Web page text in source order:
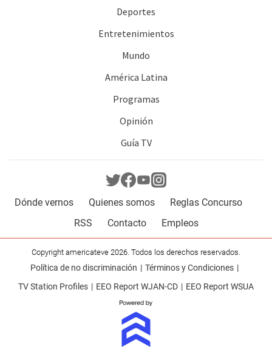
Deportes
Entretenimientos
Mundo
América Latina
Programas
Opinión
Guía TV
Dónde vernos Quienes somos
Reglas Concurso
RSS
Contacto Empleos
Copyright americateve 2026. Todos los derechos reservados.
Política de no discriminación
Términos y Condiciones
TV Station Profiles
EEO Report WJAN-CD EEO Report WSUA